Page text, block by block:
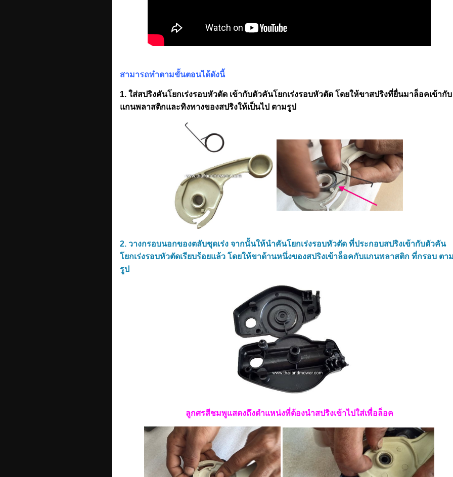
สามารถทำตามขั้นตอนได้ดังนี้
1. ใส่สปริงคันโยกเร่งรอบหัวตัด เข้ากับตัวคันโยกเร่งรอบหัวตัด โดยให้ขาสปริงที่ยื่นมาล็อคเข้ากับ
แกนพลาสติกและทิงทางของสปริงให้เป็นไป ตามรูป
2. วางกรอบนอกของตลับชุดเร่ง จากนั้นให้นำคันโยกเร่งรอบหัวตัด ที่ประกอบสปริงเข้ากับตัวคัน
โยกเร่งรอบหัวตัดเรียบร้อยแล้ว โดยให้ขาด้านหนึ่งของสปริงเข้าล็อคกับแกนพลาสติก ที่กรอบ ตา
รูป
ลูกศรสีชมพูแสดงถึงตำแหน่งที่ต้องนำสปริงเข้าไปใส่เพื่อล็อค